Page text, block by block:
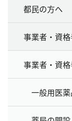
都民の方へ
事業者・資
事業者・資
一般用医